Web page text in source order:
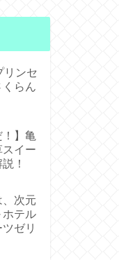
リンセ
くらん
！】亀
イー
！
次元
ホテル
ゼリ